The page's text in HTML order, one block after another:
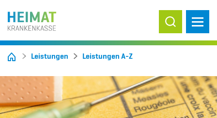
Suche ein-/
Leistungen Leistungen A-Z